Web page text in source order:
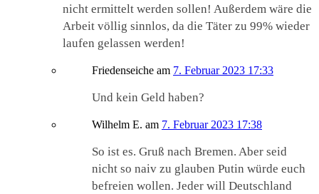
nicht ermittelt werden sollen! Außerdem wäre die
Arbeit völlig sinnlos, da die Täter zu 99% wieder
laufen gelassen werden!
Friedenseiche am 7. Februar 2023 17:33
Und kein Geld haben?
Wilhelm E. am 7. Februar 2023 17:38
So ist es. Gruß nach Bremen. Aber seid
nicht so naiv zu glauben Putin würde euch
befreien wollen. Jeder will Deutschland